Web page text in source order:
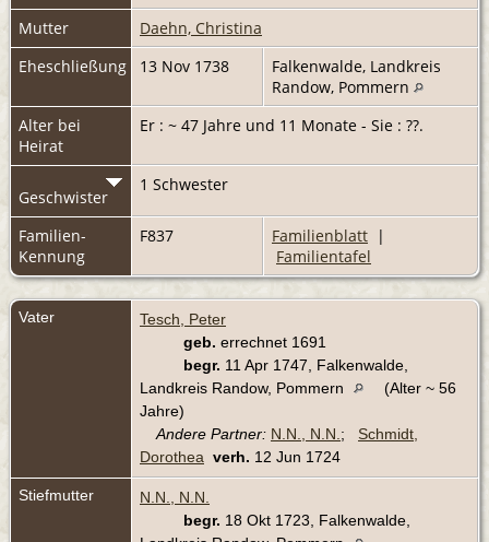
Mutter
Daehn, Christina
Eheschließung
13 Nov 1738
Falkenwalde, Landkreis
Randow, Pommern
Alter bei
Heirat
Er : ~ 47 Jahre und 11 Monate - Sie : ??.
Geschwister
1 Schwester
Familien-
Kennung
F837 Familienblatt |
Familientafel
Vater
Tesch, Peter
geb. errechnet 1691
begr. 11 Apr 1747, Falkenwalde,
Landkreis Randow, Pommern
(Alter ~ 56
Jahre)
Andere Partner: N.N., N.N. ; Schmidt,
Dorothea verh. 12 Jun 1724
Stiefmutter
N.N., N.N.
begr. 18 Okt 1723, Falkenwalde,